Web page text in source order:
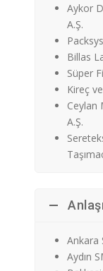
Aykor
A.Ş.
Billas
Süper
Kireç
Ceylan
A.Ş.
Ankara
Aydın